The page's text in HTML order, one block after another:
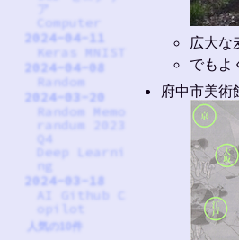
ア
Computer
2024-04-11
Keras MNIST
2024-04-08
Random
2024-03-20
Random Memo
randum 2023
Q4
Deep Learni
ng
2024-03-18
AI Github C
opilot
人気の10件
広大な
でもよ
府中市美術